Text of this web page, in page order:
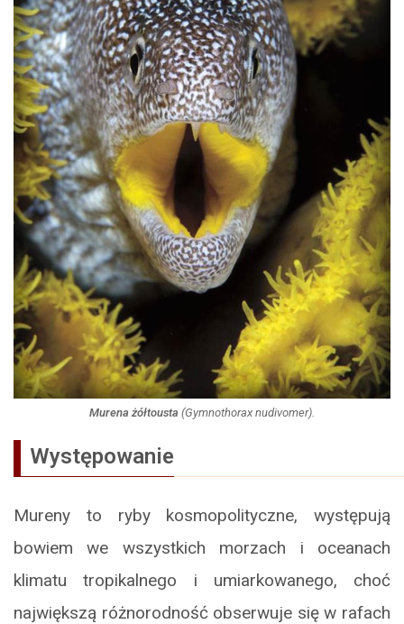
Murena żółtousta (Gymnothorax nudivomer).
Występowanie
Mureny to ryby kosmopolityczne, występują
bowiem we wszystkich morzach i oceanach
klimatu tropikalnego i umiarkowanego, choć
największą różnorodność obserwuje się w rafach